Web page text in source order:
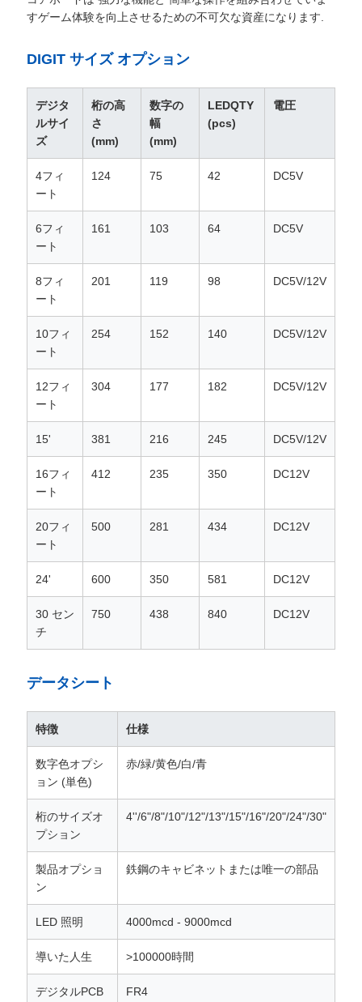
PRIVACY
POLICY
すゲーム体験を向上させるための不可欠な資産になります.
DIGIT サイズ オプション
デジタ
ルサイ
ズ
桁の高
さ
(mm)
数字の
幅
(mm)
LEDQTY
(pcs)
電圧
4フィ
ート
124 75 42 DC5V
6フィ
ート
161 103 64 DC5V
8フィ
ート
201 119 98 DC5V/12V
10フィ
ート
254 152 140 DC5V/12V
12フィ
ート
304 177 182 DC5V/12V
15' 381 216 245 DC5V/12V
16フィ
ート
412 235 350 DC12V
20フィ
ート
500 281 434 DC12V
24' 600 350 581 DC12V
30 セン
チ
750 438 840 DC12V
データシート
特徴 仕様
数字色オプシ
ョン (単色)
赤/緑/黄色/白/青
桁のサイズオ
プション
4''/6"/8"/10"/12"/13"/15"/16"/20"/24"/30"
製品オプショ
ン
鉄鋼のキャビネットまたは唯一の部品
LED 照明 4000mcd - 9000mcd
導いた人生 >100000時間
デジタルPCB FR4